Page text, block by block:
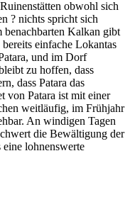
obwohl sich
? nichts spricht sich
benachbarten Kalkan gibt
einfache Lokantas
und im Dorf
zu hoffen, dass
dass Patara das
von Patara ist mit einer
weitläufig, im Frühjahr
An windigen Tagen
die Bewältigung der
lohnenswerte